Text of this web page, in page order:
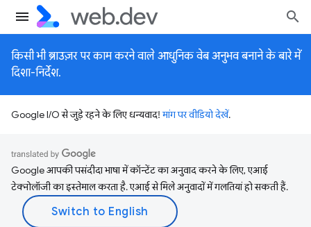
किसी भी ब्राउज़र पर काम करने वाले आधुनिक वेब अनुभव बनाने के बारे में
दिशा-निर्देश.
Google I/O से जुड़े रहने के लिए धन्यवाद!मांग पर वीडियो देखें.
Google आपकी पसंदीदा भाषा में कॉन्टेंट का अनुवाद करने के लिए, एआई
टेक्नोलॉजी का इस्तेमाल करता है. एआई से मिले अनुवादों में गलतियां हो सकती हैं.